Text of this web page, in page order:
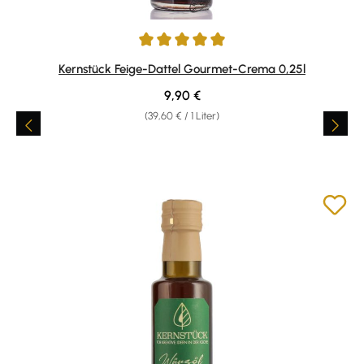
Durchschnittliche Bewertung von 5 von 5 Sternen
Kernstück Feige-Dattel Gourmet-Crema 0,25l
(39,60 € / 1 Liter)
Regulärer Preis:
9,90 €